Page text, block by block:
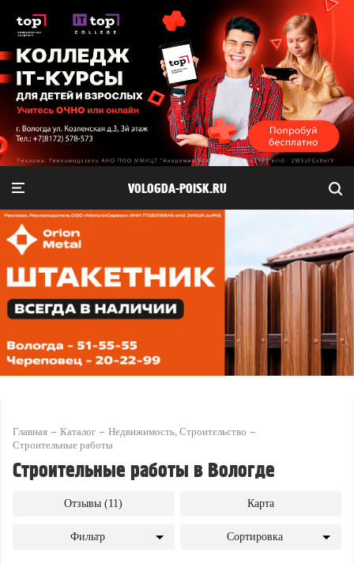
VOLOGDA-POISK.RU
Главная Каталог
Недвижимость, Строительство
Строительные работы
Строительные работы в Вологде
Отзывы (11) Карта
Фильтр Сортировка